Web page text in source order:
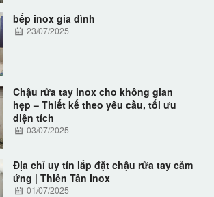
bếp inox gia đình
23/07/2025
Chậu rửa tay inox cho không gian
hẹp – Thiết kế theo yêu cầu, tối ưu
diện tích
03/07/2025
Địa chỉ uy tín lắp đặt chậu rửa tay cảm
ứng | Thiên Tân Inox
01/07/2025